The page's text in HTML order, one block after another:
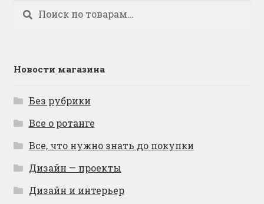
Искать:
Поиск
Новости магазина
Без рубрики
Все о ротанге
Все, что нужно знать до покупки
Дизайн — проекты
Дизайн и интерьер